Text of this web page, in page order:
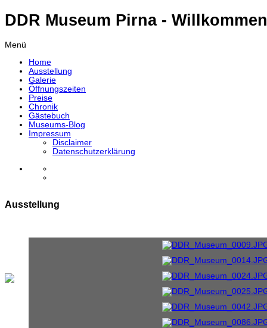
DDR Museum Pirna -
Menü
Home
Ausstellung
Galerie
Öffnungszeiten
Preise
Chronik
Gästebuch
Museums-Blog
Impressum
Disclaimer
Datenschutzerklärung
Ausstellung